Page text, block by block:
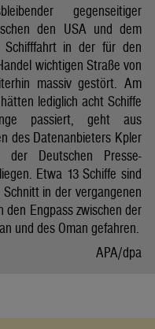
gegenseitiger
den USA und dem
in der für den
wichtigen Straße von
massiv gestört. Am
lediglich acht Schiffe
passiert, geht aus
des Datenanbieters Kpler
der Deutschen Presse-
Etwa 13 Schiffe sind
in der vergangenen
den Engpass zwischen der
und des Oman gefahren.
APA/dpa